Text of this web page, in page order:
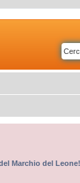
Marchio del Leone!